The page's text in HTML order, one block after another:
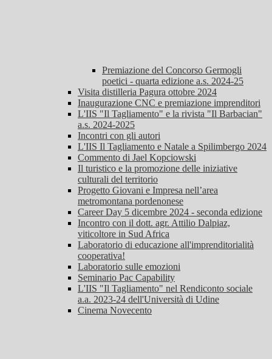
Premiazione del Concorso Germogli
poetici - quarta edizione a.s. 2024-25
Visita distilleria Pagura ottobre 2024
Inaugurazione CNC e premiazione imprenditori
L'IIS "Il Tagliamento" e la rivista "Il Barbacian"
a.s. 2024-2025
Incontri con gli autori
L'IIS Il Tagliamento e Natale a Spilimbergo 2024
Commento di Jael Kopciowski
Il turistico e la promozione delle iniziative
culturali del territorio
Progetto Giovani e Impresa nell’area
metromontana pordenonese
Career Day 5 dicembre 2024 - seconda edizione
Incontro con il dott. agr. Attilio Dalpiaz,
viticoltore in Sud Africa
Laboratorio di educazione all'imprenditorialità
cooperativa!
Laboratorio sulle emozioni
Seminario Pac Capability
L'IIS "Il Tagliamento" nel Rendiconto sociale
a.a. 2023-24 dell'Università di Udine
Cinema Novecento